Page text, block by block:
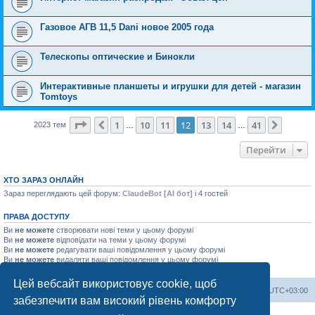
Цей вебсайт використовує cookie, щоб
забезпечити вам високий рівень комфорту
Газовое АГВ 11,5 Dani новое 2005 года
Телескопы оптические и Бинокли
Интерактивные планшеты и игрушки для детей - магазин
Tomtoys
2023 тем Сторінка12 з41
Поперед.
1 10 11 12 13 14 41
Перейти
ХТО ЗАРАЗ ОНЛАЙН
Зараз переглядають цей форум: ClaudeBot [AI бот] і 4 гостей
ПРАВА ДОСТУПУ
Ви не можете створювати нові теми у цьому форумі
Ви не можете відповідати на теми у цьому форумі
Ви не можете редагувати ваші повідомлення у цьому форумі
Ви не можете видаляти ваші повідомлення у цьому форумі
Херсонський форум UTC+03:00
Команда